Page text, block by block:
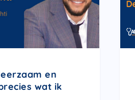
en
wat ik